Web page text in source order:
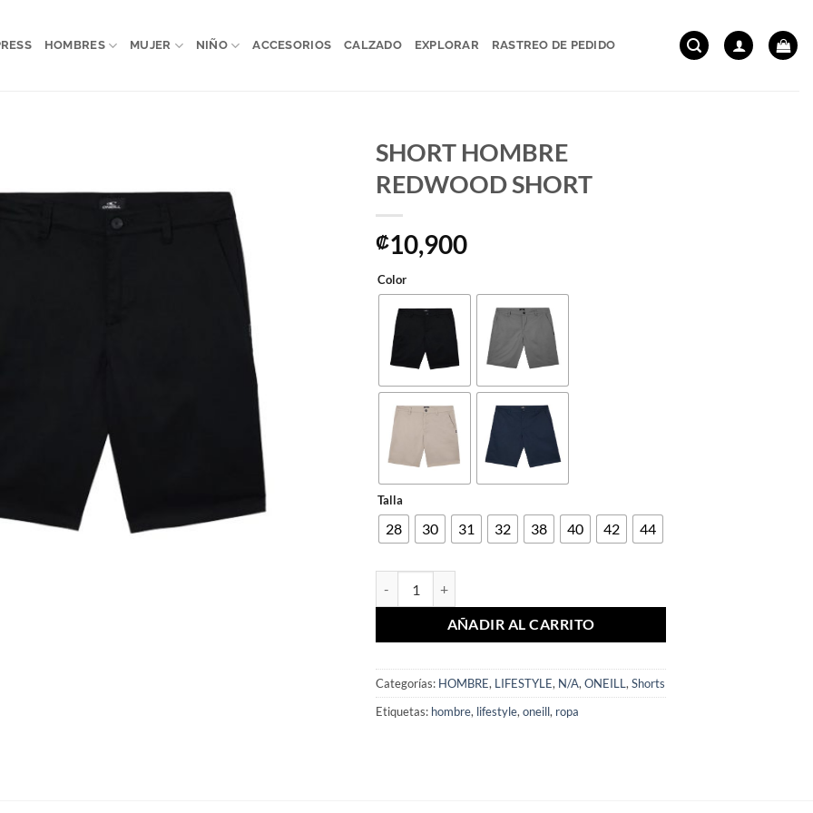
HOMBRES MUJER NIÑO ACCESORIOS CALZADO EXPLORAR RASTREO DE PEDIDO
SHORT HOMBRE
REDWOOD SHORT
₡10,900
Color
Talla
28 30 31 32 38 40 42 44
AÑADIR AL CARRITO
Categorías: HOMBRE, LIFESTYLE, N/A, ONEILL , Shorts
Etiquetas: hombre, lifestyle, oneill, ropa